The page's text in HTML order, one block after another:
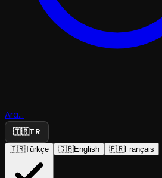
Ara...
🇹🇷TR
🇹🇷Türkçe 🇬🇧English 🇫🇷Français